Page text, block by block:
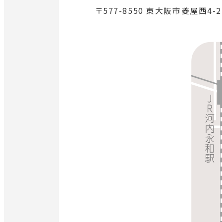
〒577-8550 東大阪市菱屋西4-